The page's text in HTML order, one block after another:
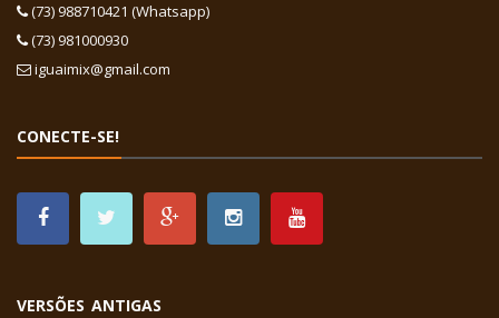
(73) 988710421 (Whatsapp)
(73) 981000930
iguaimix@gmail.com
CONECTE-SE!
VERSÕES ANTIGAS